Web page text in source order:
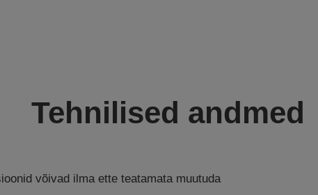
Tehnilised andmed
võivad ilma ette teatamata muutuda